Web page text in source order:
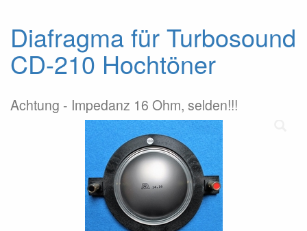
Diafragma für Turbosound
CD-210 Hochtöner
Achtung - Impedanz 16 Ohm, selden!!!